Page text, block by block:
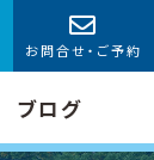
ブログ
お問合せ・ご予約